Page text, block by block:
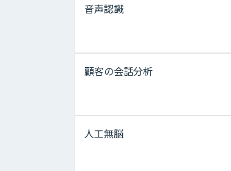
音声認識
顧客の会話分析
人工無脳